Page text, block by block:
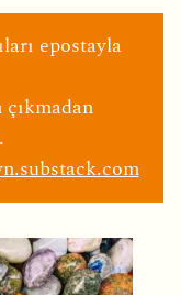
epostayla